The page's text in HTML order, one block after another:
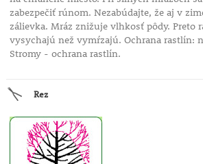
zabezpečiť rúnom. Nezabúdajte, že aj v
zálievka. Mráz znižuje vlhkosť pôdy. Preto
vysychajú než vymŕzajú. Ochrana rastlín:
Stromy - ochrana rastlín.
Rez